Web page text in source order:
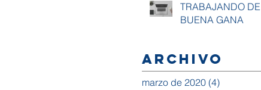
TRABAJANDO DE
BUENA GANA
Archivo
marzo de 2020 (4)